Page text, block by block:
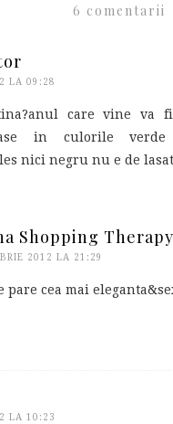
6 comentarii
LA 09:28
care vine va
in culorile verde
nici negru nu e de
Shopping Therapy
2012 LA 21:29
pare cea mai
LA 10:23